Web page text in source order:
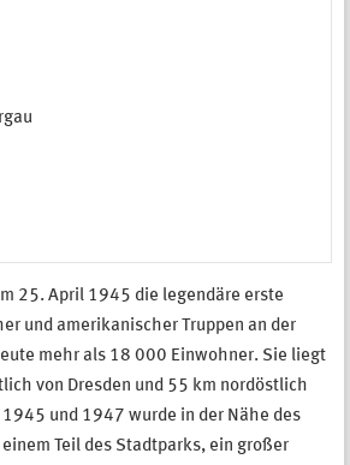
25. April 1945 die legendäre erste
und amerikanischer Truppen an der
mehr als 18 000 Einwohner. Sie liegt
von Dresden und 55 km nordöstlich
und 1947 wurde in der Nähe des
Teil des Stadtparks, ein großer